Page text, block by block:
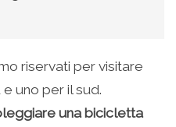
riservati per visitare
e uno per il sud.
una bicicletta